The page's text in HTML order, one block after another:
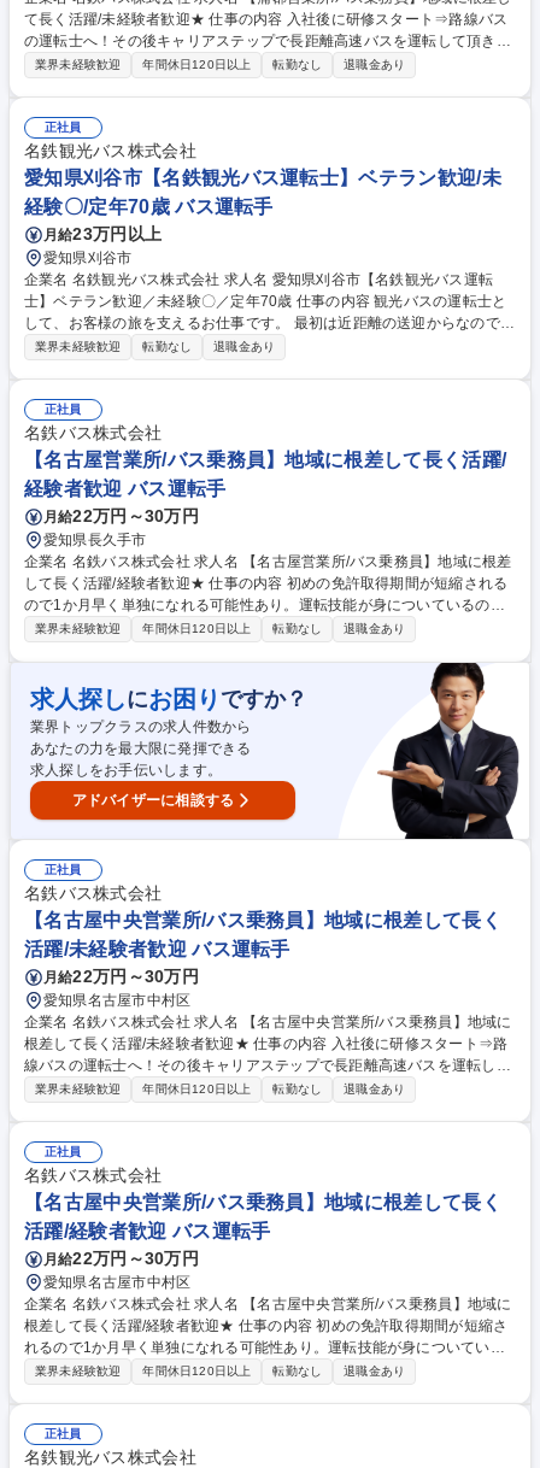
て長く活躍/未経験者歓迎★ 仕事の内容 入社後に研修スタート⇒路線バス
の運転士へ！その後キャリアステップで長距離高速バスを運転して頂きま
す。名古屋駅を発着点とし、仙台～福岡まで幅広いエリアに行くことがで
た約3ヶ月のトレーニングで“運転手デビュー”を応援します！※ステップア
ップによっては夜行バスもございます※変更範囲：当社業務全般 【ある1
日の流れ】■06:00 出勤、バスの点検、点呼■06:20 乗務開始■10:00 自由
時間（休憩or一時帰宅)■16:00 乗務再開■21:00 終業 募集職種 【蒲郡営業
所/バス乗務員】地域に根差して長く活躍/未経験者歓迎★
業界未経験歓迎 年間休日120日以上 転勤なし 退職金あり
正社員
名鉄観光バス株式会社
愛知県刈谷市【名鉄観光バス運転士】ベテラン歓迎/未
経験〇/定年70歳 バス運転手
月給23万円以上
愛知県刈谷市
企業名 名鉄観光バス株式会社 求人名 愛知県刈谷市【名鉄観光バス運転
士】ベテラン歓迎／未経験〇／定年70歳 仕事の内容 観光バスの運転士と
して、お客様の旅を支えるお仕事です。 最初は近距離の送迎からなのでブ
ランクがある方も安心。業務の多くが日帰りで、健康的に無理なく続けら
基礎から練習できます。大型免許は入社前に最短2週間で取得可能（費用
会社負担＊規定有）。バス未経験からプロへと導きます。 【最新の安全設
備】 衝突防止ブレーキ等の最新システムを全車導入。運転士の安全と身体
への負担軽減を最優先に考えており、国内最大級の規模を誇る、その安心
感があります。 募集職種 愛知県刈谷市【名鉄観光バス運転士】ベテラン
歓迎／未経験〇／定年70歳
業界未経験歓迎 転勤なし 退職金あり
正社員
名鉄バス株式会社
【名古屋営業所/バス乗務員】地域に根差して長く活躍/
経験者歓迎 バス運転手
月給22万円～30万円
愛知県長久手市
企業名 名鉄バス株式会社 求人名 【名古屋営業所/バス乗務員】地域に根差
して長く活躍/経験者歓迎★ 仕事の内容 初めの免許取得期間が短縮される
ので1か月早く単独になれる可能性あり。運転技能が身についているので
優位性がある状態で研修いただくことができます。 将来的には適性があれ
ら名古屋中央営業所に配属となって長距離高速バスを運転できます。 ※名
古屋中央営業所以外では「長距離高速バス」の仕事はございません。 募集
職種 【名古屋営業所/バス乗務員】地域に根差して長く活躍/経験者歓迎★
業界未経験歓迎 年間休日120日以上 転勤なし 退職金あり
求人探しにお困り ですか？
業界トップクラスの求人件数から
あなたの力を最大限に発揮できる
求人探しをお手伝いします。
アドバイザーに相談する
正社員
名鉄バス株式会社
【名古屋中央営業所/バス乗務員】地域に根差して長く
活躍/未経験者歓迎 バス運転手
月給22万円～30万円
愛知県名古屋市中村区
企業名 名鉄バス株式会社 求人名 【名古屋中央営業所/バス乗務員】地域に
根差して長く活躍/未経験者歓迎★ 仕事の内容 入社後に研修スタート⇒路
線バスの運転士へ！その後キャリアステップで長距離高速バスを運転して
頂きます。名古屋駅を発着点とし、仙台～福岡まで幅広いエリアに行くこ
を用いた約3ヶ月のトレーニングで“運転手デビュー”を応援します！※ステ
ップアップによっては夜行バスもございます※変更範囲：当社業務全般
【ある1日の流れ】■06:00 出勤、バスの点検、点呼■06:20 乗務開始■10:0
0 自由時間（休憩or一時帰宅)■16:00 乗務再開■21:00 終業 募集職種 【名
古屋中央営業所/バス乗務員】地域に根差して長く活躍/未経験者歓迎★
業界未経験歓迎 年間休日120日以上 転勤なし 退職金あり
正社員
名鉄バス株式会社
【名古屋中央営業所/バス乗務員】地域に根差して長く
活躍/経験者歓迎 バス運転手
月給22万円～30万円
愛知県名古屋市中村区
企業名 名鉄バス株式会社 求人名 【名古屋中央営業所/バス乗務員】地域に
根差して長く活躍/経験者歓迎★ 仕事の内容 初めの免許取得期間が短縮さ
れるので1か月早く単独になれる可能性あり。運転技能が身についている
ので優位性がある状態で研修いただくことができます。 将来的には適性が
※名古屋中央営業所以外では「長距離高速バス」の仕事はございません。
募集職種 【名古屋中央営業所/バス乗務員】地域に根差して長く活躍/経験
業界未経験歓迎 年間休日120日以上 転勤なし 退職金あり
正社員
名鉄観光バス株式会社